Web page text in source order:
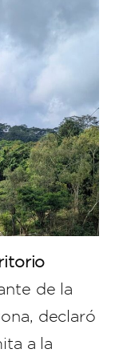
de la
declaró
a la